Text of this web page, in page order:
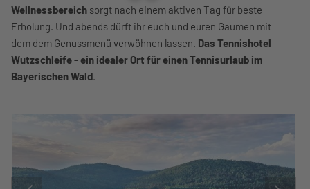
Wellnessbereich sorgt nach einem aktiven Tag für beste
Erholung. Und abends dürft ihr euch und euren Gaumen mit
dem dem Genussmenü verwöhnen lassen. Das Tennishotel
Wutzschleife - ein idealer Ort für einen Tennisurlaub im
Bayerischen Wald.